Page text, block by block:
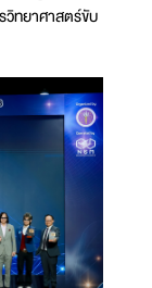
วิทยาศาสตร์ขับ